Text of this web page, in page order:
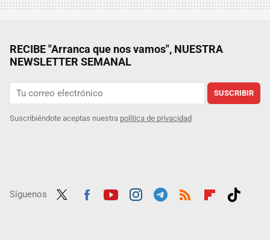
RECIBE "Arranca que nos vamos", NUESTRA
NEWSLETTER SEMANAL
SUSCRIBIR
Suscribiéndote aceptas nuestra política de privacidad
Síguenos